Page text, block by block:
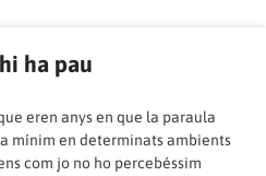
ha pau
eren anys en que la paraula
mínim en determinats ambients
com jo no ho percebéssim